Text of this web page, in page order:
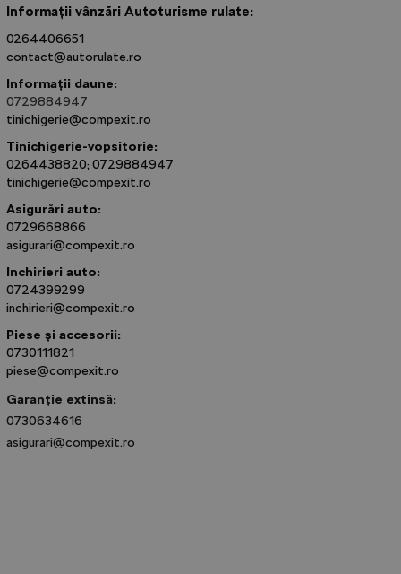
Informații vânzări Autoturisme rulate:
0264406651
contact@autorulate.ro
Informații daune:
0729884947
tinichigerie@compexit.ro
Tinichigerie-vopsitorie:
0264438820; 0729884947
tinichigerie@compexit.ro
Asigurări auto:
0729668866
asigurari@compexit.ro
Inchirieri auto:
0724399299
inchirieri@compexit.ro
Piese și accesorii:
0730111821
piese@compexit.ro
Garanție extinsă:
0730634616
asigurari@compexit.ro